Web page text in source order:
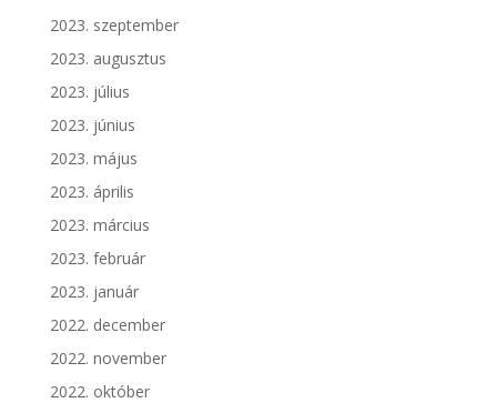
2023. szeptember
2023. augusztus
2023. július
2023. június
2023. május
2023. április
2023. március
2023. február
2023. január
2022. december
2022. november
2022. október